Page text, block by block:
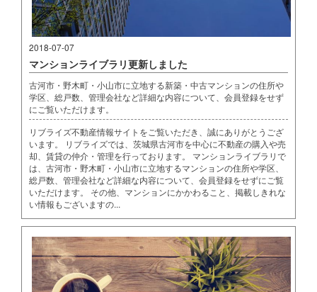
2018-07-07
マンションライブラリ更新しました
古河市・野木町・小山市に立地する新築・中古マンションの住所や
学区、総戸数、管理会社など詳細な内容について、会員登録をせず
にご覧いただけます。
リブライズ不動産情報サイトをご覧いただき、誠にありがとうござ
います。 リブライズでは、茨城県古河市を中心に不動産の購入や売
却、賃貸の仲介・管理を行っております。 マンションライブラリで
は、古河市・野木町・小山市に立地するマンションの住所や学区、
総戸数、管理会社など詳細な内容について、会員登録をせずにご覧
いただけます。 その他、マンションにかかわること、掲載しきれな
い情報もございますの...